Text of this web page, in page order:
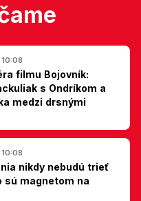
filmu Bojovník:
s Ondríkom a
medzi drsnými
nikdy nebudú trieť
sú magnetom na